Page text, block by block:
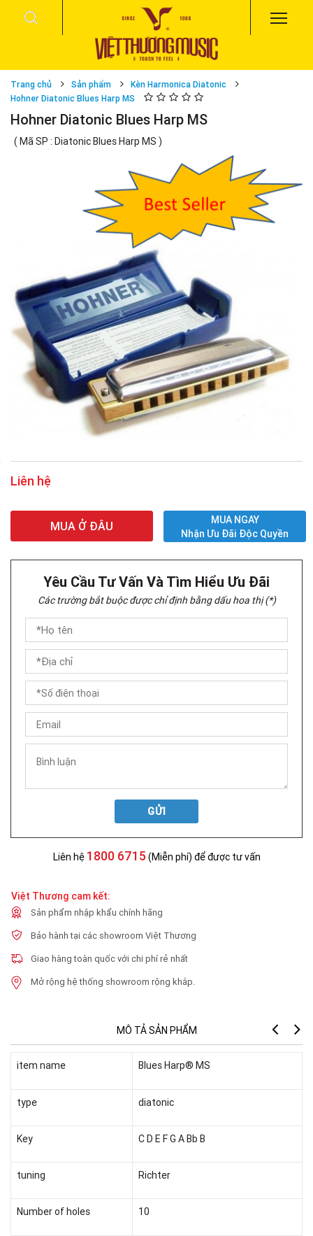
Trang chủ Sản phẩm
Kèn Harmonica Diatonic
Hohner Diatonic Blues Harp MS
Hohner Diatonic Blues Harp MS
( Mã SP : Diatonic Blues Harp MS )
Liên hệ
MUA Ở ĐÂU
MUA NGAY
Nhận Ưu Đãi Độc Quyền
Yêu Cầu Tư Vấn Và Tìm Hiểu Ưu Đãi
Các trường bắt buộc được chỉ định bằng dấu hoa thị (*)
GỬI
Liên hệ 1800 6715 (Miễn phí) để được tư vấn
Việt Thương cam kết:
Sản phẩm nhập khẩu chính hãng
Bảo hành tại các showroom Việt Thương
Giao hàng toàn quốc với chi phí rẻ nhất
Mở rộng hệ thống showroom rộng khắp.
MÔ TẢ SẢN PHẨM
item name Blues Harp® MS
type diatonic
Key C D E F G A Bb B
tuning Richter
Number of holes 10